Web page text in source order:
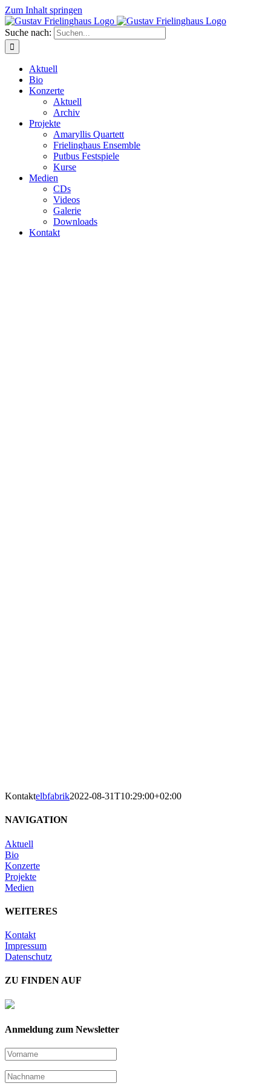
Zum Inhalt springen
Suche nach:
Aktuell
Bio
Konzerte
Aktuell
Archiv
Projekte
Amaryllis Quartett
Frielinghaus Ensemble
Putbus Festspiele
Kurse
Medien
CDs
Videos
Galerie
Downloads
Kontakt
Kontaktelbfabrik2022-08-31T10:29:00+02:00
NAVIGATION
Aktuell
Bio
Konzerte
Projekte
Medien
WEITERES
Kontakt
Impressum
Datenschutz
ZU FINDEN AUF
Anmeldung zum Newsletter